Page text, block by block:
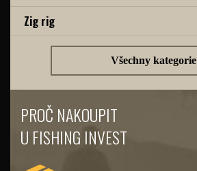
Zig rig
Všechny kategorie
PROČ NAKOUPIT
U FISHING INVEST